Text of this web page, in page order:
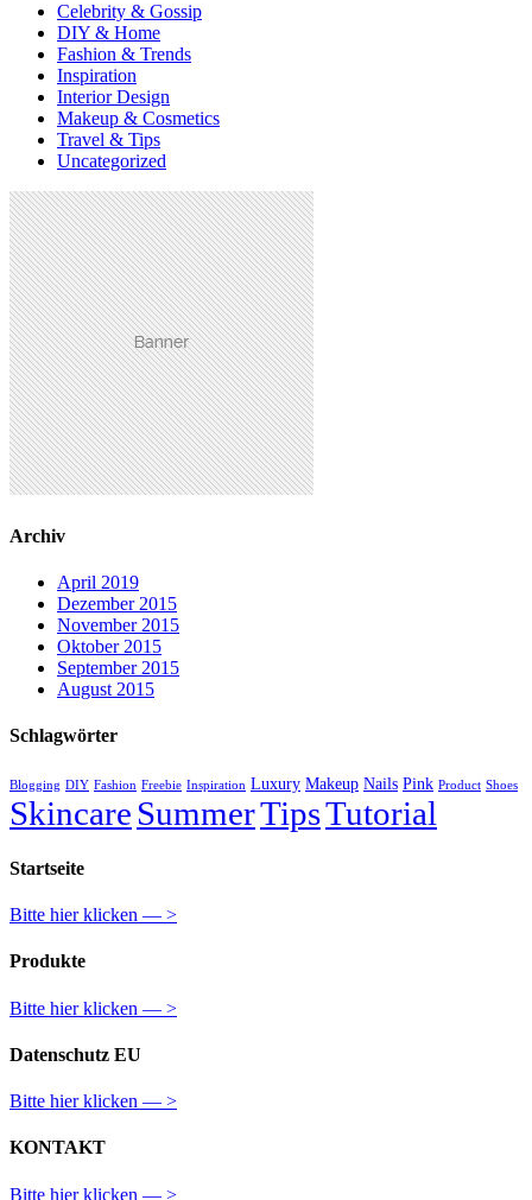
Celebrity & Gossip
DIY & Home
Fashion & Trends
Inspiration
Interior Design
Makeup & Cosmetics
Travel & Tips
Uncategorized
Archiv
April 2019
Dezember 2015
November 2015
Oktober 2015
September 2015
August 2015
Schlagwörter
Blogging DIY Fashion Freebie Inspiration Luxury Makeup Nails Pink Product Shoes
Skincare SummerTipsTutorial
Startseite
Bitte hier klicken — >
Produkte
Bitte hier klicken — >
Datenschutz EU
Bitte hier klicken — >
KONTAKT
Bitte hier klicken — >